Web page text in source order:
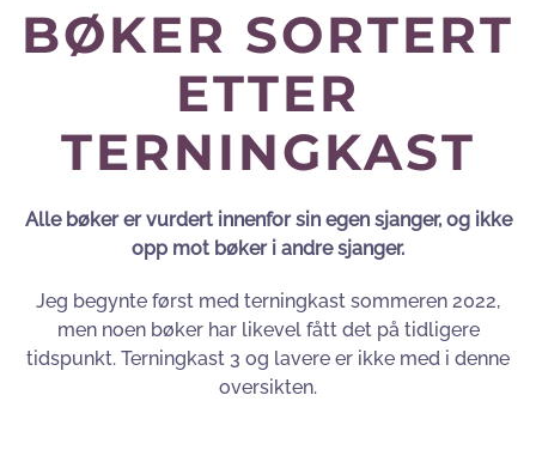
BØKER SORTERT
ETTER
TERNINGKAST
Alle bøker er vurdert innenfor sin egen sjanger, og ikke
opp mot bøker i andre sjanger.
Jeg begynte først med terningkast sommeren 2022,
men noen bøker har likevel fått det på tidligere
tidspunkt. Terningkast 3 og lavere er ikke med i denne
oversikten.